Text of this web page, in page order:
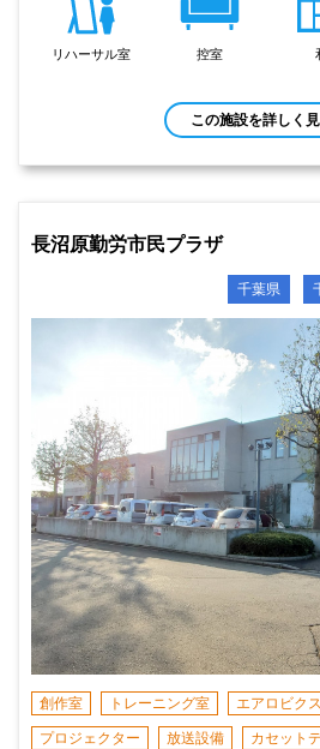
リハーサル室 控室
この施設を詳しく
長沼原勤労市民プラザ
千葉県
創作室 トレーニング室 エアロビク
プロジェクター
放送設備 カセット